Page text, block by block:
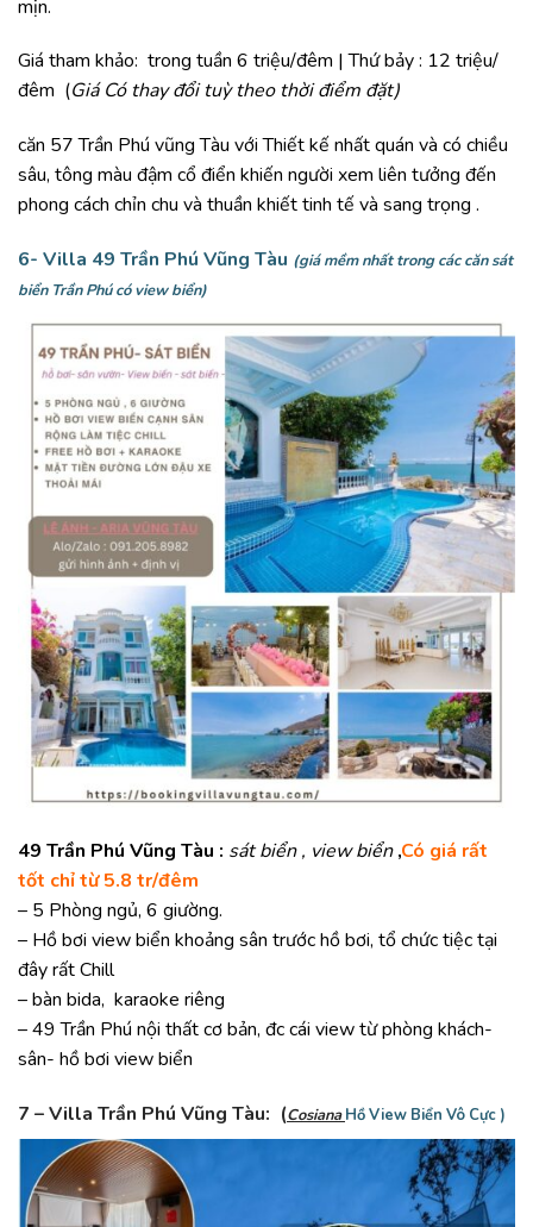
mịn.
Giá tham khảo: trong tuần 6 triệu/đêm | Thứ bảy : 12 triệu/
đêm (Giá Có thay đổi tuỳ theo thời điểm đặt)
căn 57 Trần Phú vũng Tàu với Thiết kế nhất quán và có chiều
sâu, tông màu đậm cổ điển khiến người xem liên tưởng đến
phong cách chỉn chu và thuần khiết tinh tế và sang trọng .
6- Villa 49 Trần Phú Vũng Tàu (giá mềm nhất trong các căn sát
biển Trần Phú có view biển)
49 Trần Phú Vũng Tàu : sát biển , view biển,Có giá rất
tốt chỉ từ 5.8 tr/đêm
– 5 Phòng ngủ, 6 giường.
– Hồ bơi view biển khoảng sân trước hồ bơi, tổ chức tiệc tại
đây rất Chill
– bàn bida, karaoke riêng
– 49 Trần Phú nội thất cơ bản, đc cái view từ phòng khách-
sân- hồ bơi view biển
7 – Villa Trần Phú Vũng Tàu: (CosianaHồ View Biển Vô Cực )